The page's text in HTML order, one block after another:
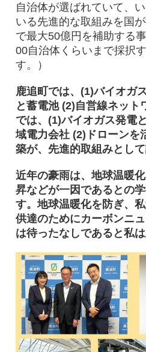
自治体が選ばれていて、
いる先進的な取組みを国
で最大50億円を補助する
00自治体くらいまで採択
す。）
鹿追町では、(1)バイオガ
と蓄電池 (2)自営線ネット
では、(1)バイオガス発電
域電力会社 (2)ドローンを
築が、先進的取組みとして
近年の豪雨は、地球温暖
昇などが一因であるとの
す。地球温暖化を防ぎ、
供達のためにカーボンニ
は待ったなしであると私は